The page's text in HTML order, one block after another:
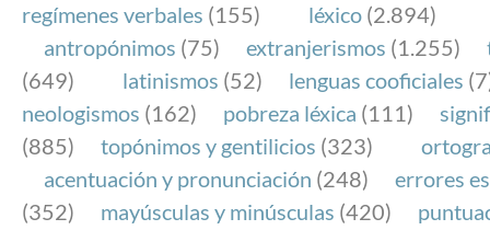
regímenes verbales (155) léxico (2.894)
antropónimos (75) extranjerismos (1.255)
(649)
latinismos (52) lenguas cooficiales
neologismos (162) pobreza léxica (111)
(885)
topónimos y gentilicios (323)
acentuación y pronunciación (248)
errores
(352)
mayúsculas y minúsculas (420)